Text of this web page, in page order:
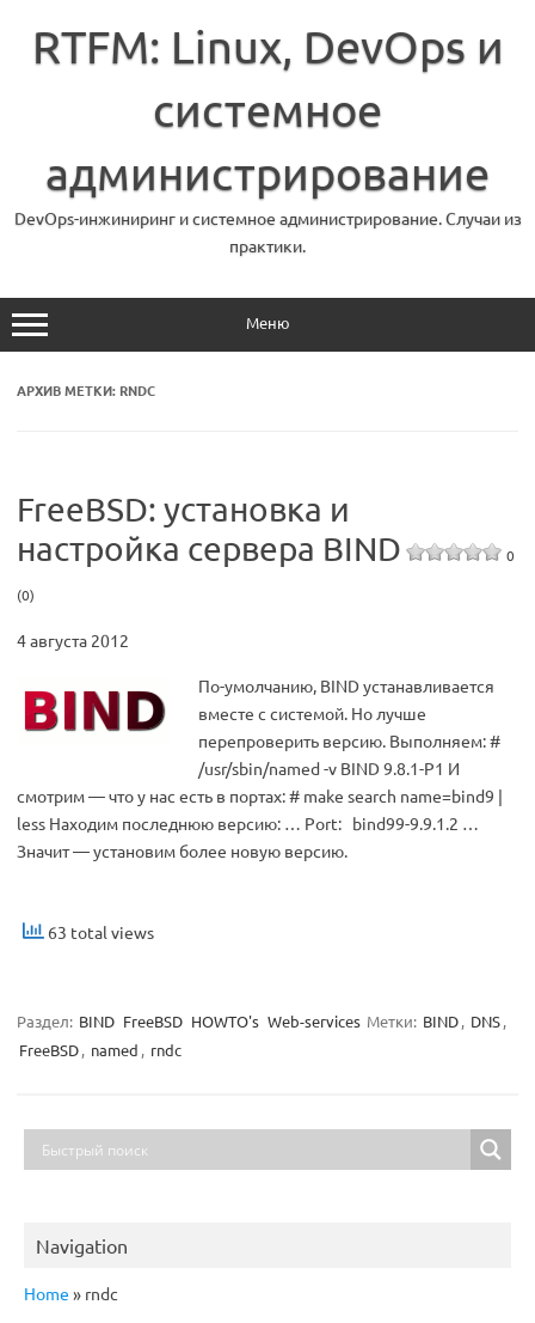
содержимому
RTFM: Linux, DevOps и
системное
администрирование
DevOps-инжиниринг и системное администрирование. Случаи из
практики.
Меню
АРХИВ МЕТКИ: RNDC
FreeBSD: установка и
настройка сервера BIND
0
(0)
4 августа 2012
По-умолчанию, BIND устанавливается
вместе с системой. Но лучше
перепроверить версию. Выполняем: #
/usr/sbin/named -v BIND 9.8.1-P1 И
смотрим — что у нас есть в портах: # make search name=bind9 |
less Находим последнюю версию: … Port: bind99-9.9.1.2 …
Значит — установим более новую версию.
63 total views
Раздел: BIND FreeBSD HOWTO's Web-services Метки: BIND, DNS,
FreeBSD, named , rndc
Navigation
Home » rndc